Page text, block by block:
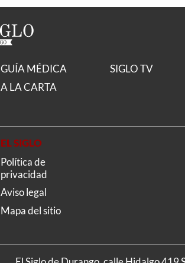
GUÍA MÉDICA
A LA CARTA
SIGLO TV
EL SIGLO
Política de
privacidad
Aviso legal
Mapa del sitio